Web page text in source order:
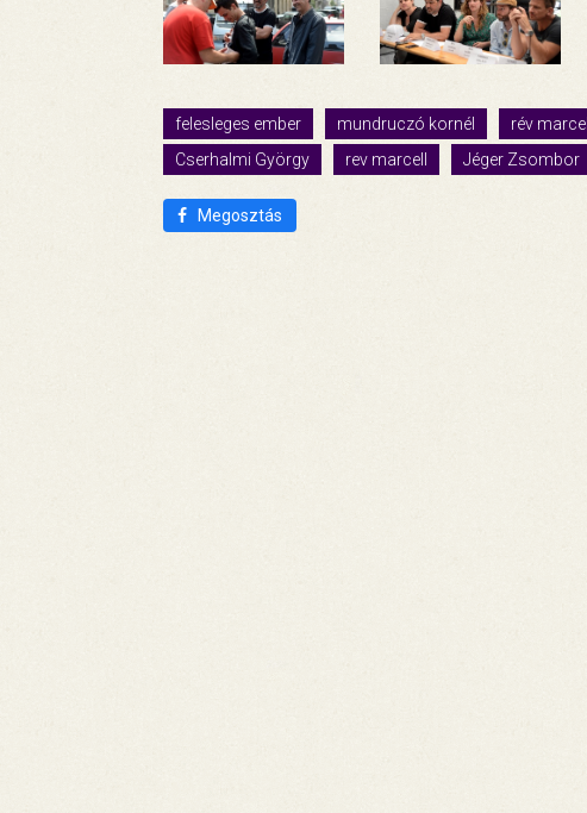
felesleges ember mundruczó kornél rév marcell
Cserhalmi György
rev marcell Jéger Zsombor
Megosztás